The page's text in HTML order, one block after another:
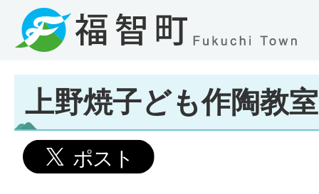
上野焼子ども作陶教室